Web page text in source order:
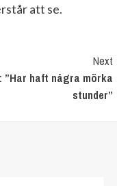
att se.
Next
”Har haft några mörka
stunder”